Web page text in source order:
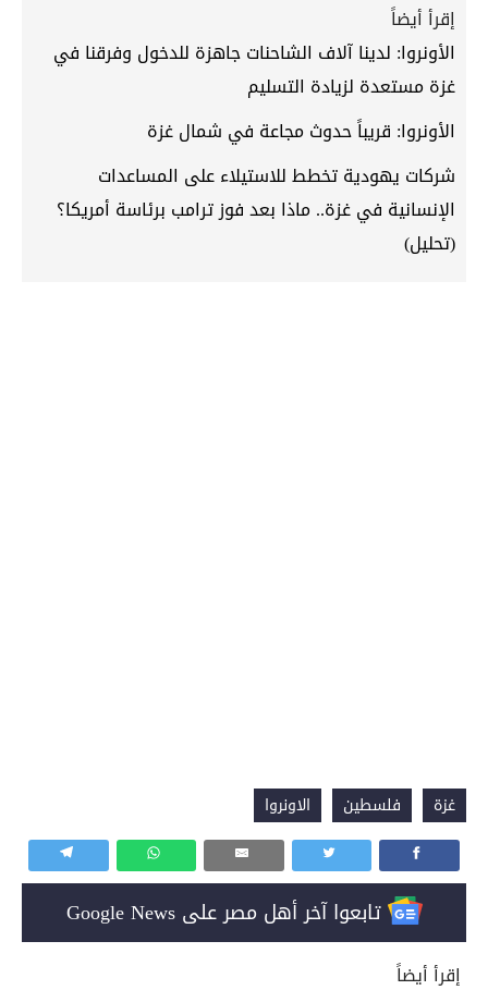
إقرأ أيضاً
الأونروا: لدينا آلاف الشاحنات جاهزة للدخول وفرقنا في
غزة مستعدة لزيادة التسليم
الأونروا: قريباً حدوث مجاعة في شمال غزة
شركات يهودية تخطط للاستيلاء على المساعدات
الإنسانية في غزة.. ماذا بعد فوز ترامب برئاسة أمريكا؟
(تحليل)
غزة فلسطين الاونروا
تابعوا آخر أهل مصر على Google News
إقرأ أيضاً